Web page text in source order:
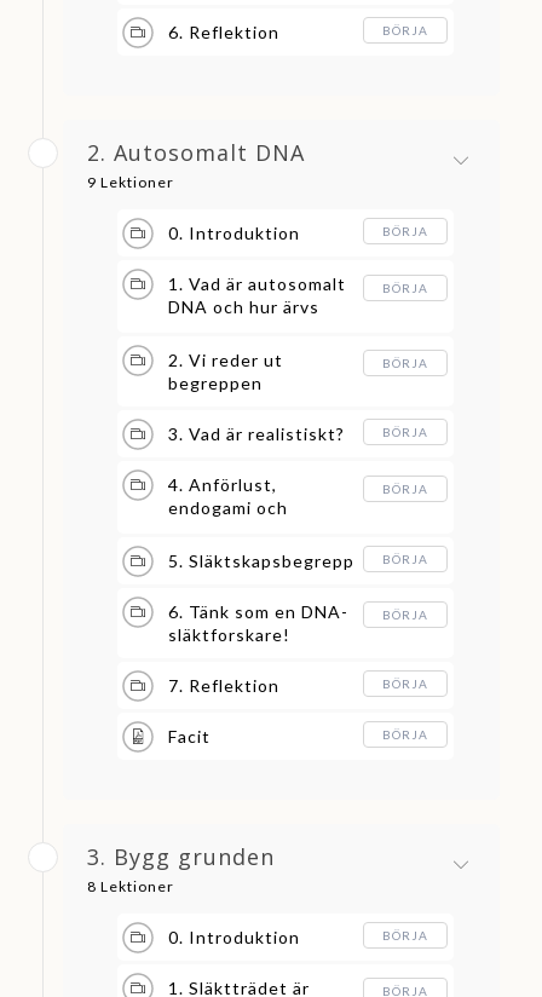
6. Reflektion BÖRJA
2. Autosomalt DNA
9 Lektioner
0. Introduktion BÖRJA
1. Vad är autosomalt
DNA och hur ärvs
BÖRJA
2. Vi reder ut
begreppen
BÖRJA
3. Vad är realistiskt? BÖRJA
4. Anförlust,
endogami och
BÖRJA
5. Släktskapsbegrepp BÖRJA
6. Tänk som en DNA-
släktforskare!
BÖRJA
7. Reflektion BÖRJA
Facit BÖRJA
3. Bygg grunden
8 Lektioner
0. Introduktion BÖRJA
1. Släktträdet är
BÖRJA